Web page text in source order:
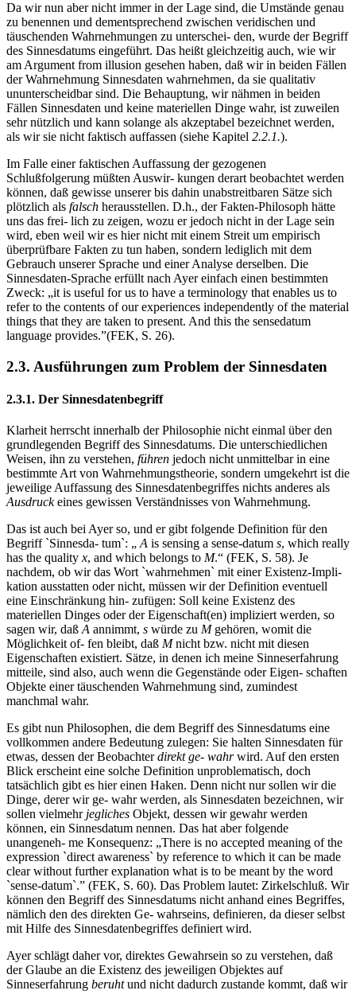
Da wir nun aber nicht immer in der Lage sind, die Umstände genau
zu benennen und dementsprechend zwischen veridischen und
täuschenden Wahrnehmungen zu unterschei- den, wurde der Begriff
des Sinnesdatums eingeführt. Das heißt gleichzeitig auch, wie wir
am Argument from illusion gesehen haben, daß wir in beiden Fällen
der Wahrnehmung Sinnesdaten wahrnehmen, da sie qualitativ
ununterscheidbar sind. Die Behauptung, wir nähmen in beiden
Fällen Sinnesdaten und keine materiellen Dinge wahr, ist zuweilen
sehr nützlich und kann solange als akzeptabel bezeichnet werden,
als wir sie nicht faktisch auffassen (siehe Kapitel 2.2.1.).
Im Falle einer faktischen Auffassung der gezogenen
Schlußfolgerung müßten Auswir- kungen derart beobachtet werden
können, daß gewisse unserer bis dahin unabstreitbaren Sätze sich
plötzlich als falsch herausstellen. D.h., der Fakten-Philosoph hätte
uns das frei- lich zu zeigen, wozu er jedoch nicht in der Lage sein
wird, eben weil wir es hier nicht mit einem Streit um empirisch
überprüfbare Fakten zu tun haben, sondern lediglich mit dem
Gebrauch unserer Sprache und einer Analyse derselben. Die
Sinnesdaten-Sprache erfüllt nach Ayer einfach einen bestimmten
Zweck: „it is useful for us to have a terminology that enables us to
refer to the contents of our experiences independently of the material
things that they are taken to present. And this the sensedatum
language provides.”(FEK, S. 26).
2.3. Ausführungen zum Problem der Sinnesdaten
2.3.1. Der Sinnesdatenbegriff
Klarheit herrscht innerhalb der Philosophie nicht einmal über den
grundlegenden Begriff des Sinnesdatums. Die unterschiedlichen
Weisen, ihn zu verstehen, führen jedoch nicht unmittelbar in eine
bestimmte Art von Wahrnehmungstheorie, sondern umgekehrt ist die
jeweilige Auffassung des Sinnesdatenbegriffes nichts anderes als
Ausdruckeines gewissen Verständnisses von Wahrnehmung.
Das ist auch bei Ayer so, und er gibt folgende Definition für den
Begriff `Sinnesda- tum`: „ A is sensing a sense-datum s, which really
has the quality x, and which belongs to M.“ (FEK, S. 58). Je
nachdem, ob wir das Wort `wahrnehmen` mit einer Existenz-Impli-
kation ausstatten oder nicht, müssen wir der Definition eventuell
eine Einschränkung hin- zufügen: Soll keine Existenz des
materiellen Dinges oder der Eigenschaft(en) impliziert werden, so
sagen wir, daß A annimmt, s würde zu Mgehören, womit die
Möglichkeit of- fen bleibt, daß Mnicht bzw. nicht mit diesen
Eigenschaften existiert. Sätze, in denen ich meine Sinneserfahrung
mitteile, sind also, auch wenn die Gegenstände oder Eigen- schaften
Objekte einer täuschenden Wahrnehmung sind, zumindest
manchmal wahr.
Es gibt nun Philosophen, die dem Begriff des Sinnesdatums eine
vollkommen andere Bedeutung zulegen: Sie halten Sinnesdaten für
etwas, dessen der Beobachterdirekt ge- wahrwird. Auf den ersten
Blick erscheint eine solche Definition unproblematisch, doch
tatsächlich gibt es hier einen Haken. Denn nicht nur sollen wir die
Dinge, derer wir ge- wahr werden, als Sinnesdaten bezeichnen, wir
sollen vielmehr jegliches Objekt, dessen wir gewahr werden
können, ein Sinnesdatum nennen. Das hat aber folgende
unangeneh- me Konsequenz: „There is no accepted meaning of the
expression `direct awareness` by reference to which it can be made
clear without further explanation what is to be meant by the word
`sense-datum`.” (FEK, S. 60). Das Problem lautet: Zirkelschluß. Wir
können den Begriff des Sinnesdatums nicht anhand eines Begriffes,
nämlich den des direkten Ge- wahrseins, definieren, da dieser selbst
mit Hilfe des Sinnesdatenbegriffes definiert wird.
Ayer schlägt daher vor, direktes Gewahrsein so zu verstehen, daß
der Glaube an die Existenz des jeweiligen Objektes auf
Sinneserfahrung beruhtund nicht dadurch zustande kommt, daß wir